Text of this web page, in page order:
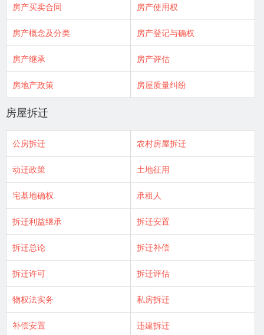
房产买卖合同 房产使用权
房产概念及分类 房产登记与确权
房产继承 房产评估
房地产政策 房屋质量纠纷
房屋拆迁
公房拆迁 农村房屋拆迁
动迁政策 土地征用
宅基地确权 承租人
拆迁利益继承 拆迁安置
拆迁总论 拆迁补偿
拆迁许可 拆迁评估
物权法实务 私房拆迁
补偿安置 违建拆迁